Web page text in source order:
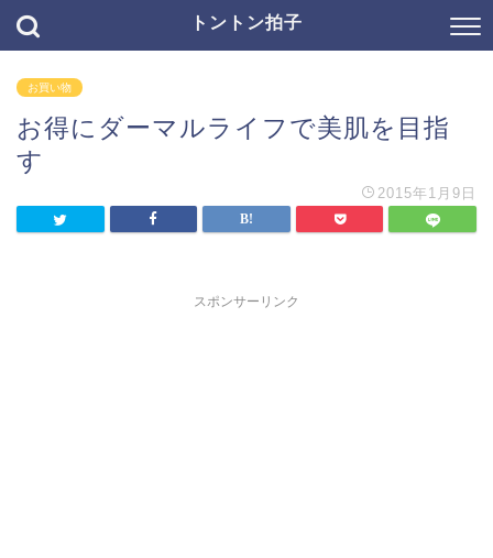
トントン拍子
お買い物
お得にダーマルライフで美肌を目指
す
2015年1月9日
スポンサーリンク